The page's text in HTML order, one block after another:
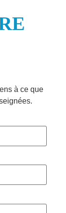
à ce que